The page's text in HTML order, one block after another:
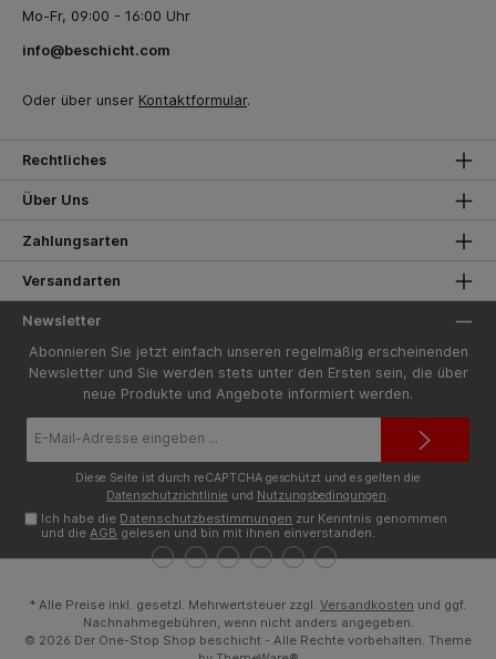
Mo-Fr, 09:00 - 16:00 Uhr
info@beschicht.com
Oder über unser Kontaktformular.
Rechtliches
Über Uns
Zahlungsarten
Versandarten
Newsletter
Abonnieren Sie jetzt einfach unseren regelmäßig erscheinenden
Newsletter und Sie werden stets unter den Ersten sein, die über
neue Produkte und Angebote informiert werden.
Mail-
Diese Seite ist durch reCAPTCHA geschützt und es gelten die
Datenschutzrichtlinie und Nutzungsbedingungen.
Ich habe die Datenschutzbestimmungen zur Kenntnis genommen
und dieAGB gelesen und bin mit ihnen einverstanden.
* Alle Preise inkl. gesetzl. Mehrwertsteuer zzgl. Versandkosten und ggf.
Nachnahmegebühren, wenn nicht anders angegeben.
© 2026 Der One-Stop Shop beschicht - Alle Rechte vorbehalten. Theme